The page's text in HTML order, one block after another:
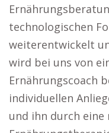
technologischen
weiterentwickelt
wird bei uns von
Ernährungscoach
individuellen
und ihn durch